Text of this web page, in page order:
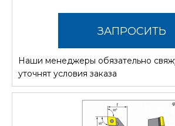
ЗАПРОСИТЬ
СТОИМОСТЬ
Наши менеджеры обязательно
уточнят условия заказа